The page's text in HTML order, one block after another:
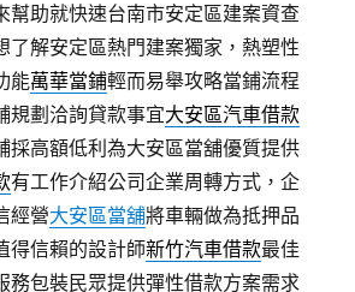
幫助就快速台南市安定區建案資查
了解安定區熱門建案獨家，熱塑性
能萬華當鋪輕而易舉攻略當鋪流程
規劃洽詢貸款事宜大安區汽車借款
採高額低利為大安區當舖優質提供
有工作介紹公司企業周轉方式，企
經營大安區當舖將車輛做為抵押品
得信賴的設計師新竹汽車借款最佳
務包裝民眾提供彈性借款方案需求